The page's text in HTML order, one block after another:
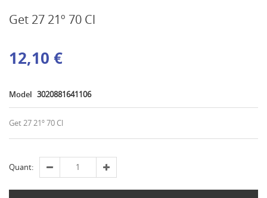
Get 27 21º 70 Cl
12,10 €
Model 3020881641106
Get 27 21º 70 Cl
Quant: